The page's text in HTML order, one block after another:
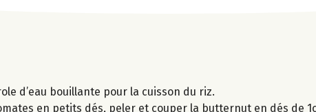
d’eau bouillante pour la cuisson du riz.
en petits dés, peler et couper la butternut en dés de